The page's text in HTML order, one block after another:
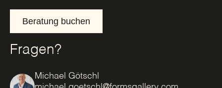
Beratung buchen
Fragen?
Michael Götschl